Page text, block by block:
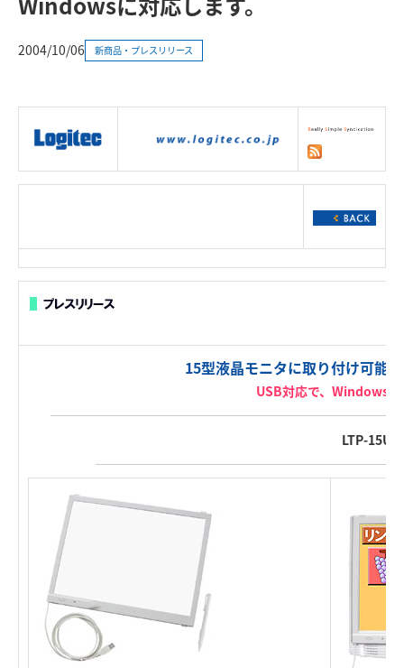
2004/10/06 新商品・プレスリリース
15型液晶モニタに取り付け可能
USB対応で、Windowsに
LTP-15U